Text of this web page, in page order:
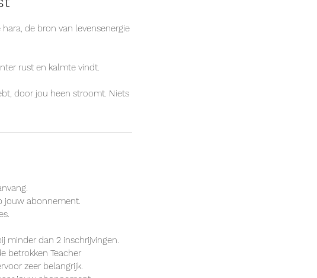
de bron van levensenergie
rust en kalmte vindt.
door jou heen stroomt. Niets
jouw abonnement.
minder dan 2 inschrijvingen.
betrokken Teacher
zeer belangrijk.